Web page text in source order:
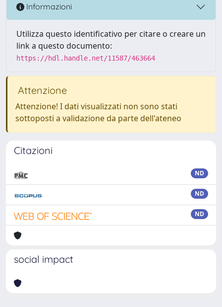
Informazioni
Utilizza questo identificativo per citare o creare un
link a questo documento:
https://hdl.handle.net/11587/463664
Attenzione
Attenzione! I dati visualizzati non sono stati
sottoposti a validazione da parte dell'ateneo
Citazioni
ND
ND
ND
social impact